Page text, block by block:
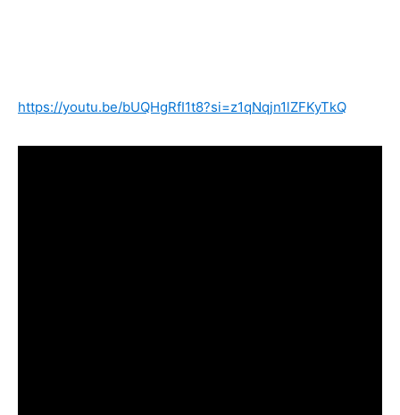
https://youtu.be/bUQHgRfI1t8?si=z1qNqjn1lZFKyTkQ